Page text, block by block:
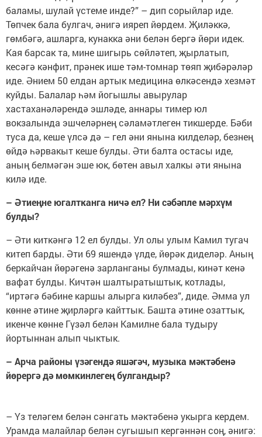
баламы, шулай үстеме инде?” – дип сорыйлар иде.
Төпчек бала булгач, әнигә ияреп йөрдем. Җиләккә,
гөмбәгә, ашларга, кунакка әни белән бергә йөри идек.
Кая барсак та, мине шигырь сөйләтеп, җырлатып,
кесәгә кәнфит, прәнек ише тәм-томнар төяп җибәрәләр
иде. Әнием 50 елдан артык медицина өлкәсендә хезмәт
куйды. Балалар һәм йогышлы авырулар
хастаханәләрендә эшләде, аннары тимер юл
вокзалында эшчеләрнең сәламәтлеген тикшерде. Бәби
туса да, кеше үлсә дә – гел әни янына килделәр, безнең
өйдә һәрвакыт кеше булды. Әти балта остасы иде,
аның белмәгән эше юк, бөтен авыл халкы әти янына
килә иде.
– Әтиеңне югалтканга ничә ел? Ни сәбәпле мәрхүм
булды?
– Әти киткәнгә 12 ел булды. Ул олы улым Камил тугач
китеп барды. Әти 69 яшендә үлде, йөрәк диделәр. Аның
беркайчан йөрәгенә зарланганы булмады, кинәт кенә
вафат булды. Кичтән шалтыратыштык, котлады,
“иртәгә бәбине каршы алырга киләбез”, диде. Әмма ул
көнне әтине җирләргә кайттык. Башта әтине озаттык,
икенче көнне Гүзәл белән Камилне бала тудыру
йортыннан алып чыктык.
– Арча районы үзәгендә яшәгәч, музыка мәктәбенә
йөрергә дә мөмкинлегең булгандыр?
– Үз теләгем белән сәнгать мәктәбенә укырга кердем.
Урамда малайлар белән сугышып кергәннән соң, әнигә: